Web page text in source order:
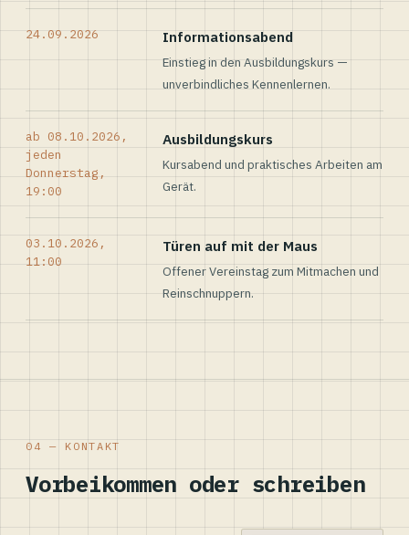
24.09.2026 Informationsabend
Einstieg in den Ausbildungskurs —
unverbindliches Kennenlernen.
ab 08.10.2026,
jeden
Donnerstag,
19:00
Ausbildungskurs
Kursabend und praktisches Arbeiten am
Gerät.
03.10.2026,
11:00
Türen auf mit der Maus
Offener Vereinstag zum Mitmachen und
Reinschnuppern.
04 — KONTAKT
Vorbeikommen oder schreiben